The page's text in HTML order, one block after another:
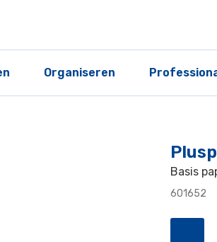
Organiseren
Basis
601652